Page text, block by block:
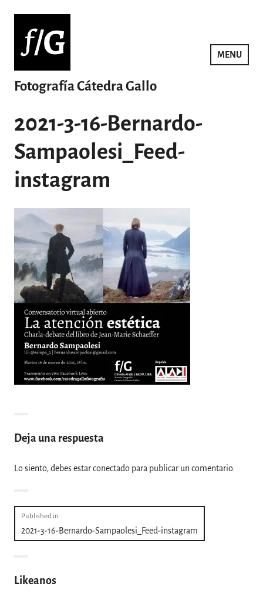
contenido
Fotografía Cátedra Gallo
MENU
2021-3-16-Bernardo-
Sampaolesi_Feed-
instagram
Deja una respuesta
Lo siento, debes estarconectado para publicar un comentario.
Navegación
de
Published in
2021-3-16-Bernardo-Sampaolesi_Feed-instagram
Likeanos